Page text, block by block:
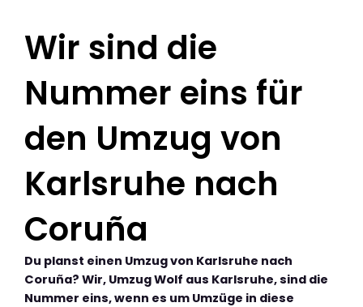
Wir sind die
Nummer eins für
den Umzug von
Karlsruhe nach
Coruña
Du planst einen Umzug von Karlsruhe nach
Coruña? Wir, Umzug Wolf aus Karlsruhe, sind die
Nummer eins, wenn es um Umzüge in diese